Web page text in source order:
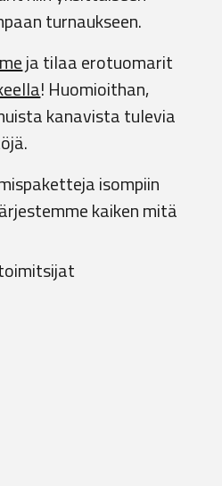
turnaukseen.
ja tilaa erotuomarit
! Huomioithan,
kanavista tulevia
isompiin
kaiken mitä